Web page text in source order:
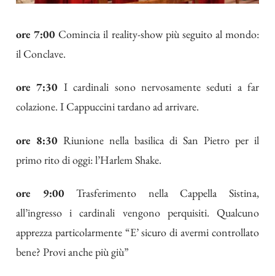
ore 7:00 Comincia il reality-show più seguito al mondo:
il Conclave.
ore 7:30 I cardinali sono nervosamente seduti a far
colazione. I Cappuccini tardano ad arrivare.
ore 8:30 Riunione nella basilica di San Pietro per il
primo rito di oggi: l’Harlem Shake.
ore 9:00 Trasferimento nella Cappella Sistina,
all’ingresso i cardinali vengono perquisiti. Qualcuno
apprezza particolarmente “E’ sicuro di avermi controllato
bene? Provi anche più giù”